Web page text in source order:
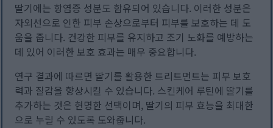
딸기에는 항염증 성분도 함유되어 있습니다. 이러한 성분은
자외선으로 인한 피부 손상으로부터 피부를 보호하는 데 도
움을 줍니다. 건강한 피부를 유지하고 조기 노화를 예방하는
데 있어 이러한 보호 효과는 매우 중요합니다.
연구 결과에 따르면 딸기를 활용한 트리트먼트는 피부 보호
력과 질감을 향상시킬 수 있습니다. 스킨케어 루틴에 딸기를
추가하는 것은 현명한 선택이며, 딸기의 피부 효능을 최대한
으로 누릴 수 있도록 도와줍니다.